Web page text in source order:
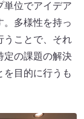
単位でアイデア
。多様性を持っ
うことで、それ
定の課題の解決
を目的に行うも